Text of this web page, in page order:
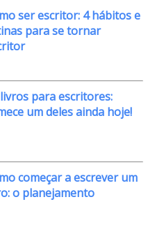
ser escritor: 4 hábitos e
para se tornar
para escritores:
um deles ainda hoje!
começar a escrever um
o planejamento